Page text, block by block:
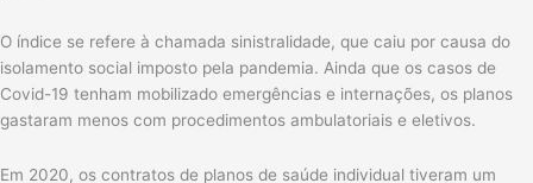
O índice se refere à chamada sinistralidade, que caiu por causa do
isolamento social imposto pela pandemia. Ainda que os casos de
Covid-19 tenham mobilizado emergências e internações, os planos
gastaram menos com procedimentos ambulatoriais e eletivos.
Em 2020, os contratos de planos de saúde individual tiveram um